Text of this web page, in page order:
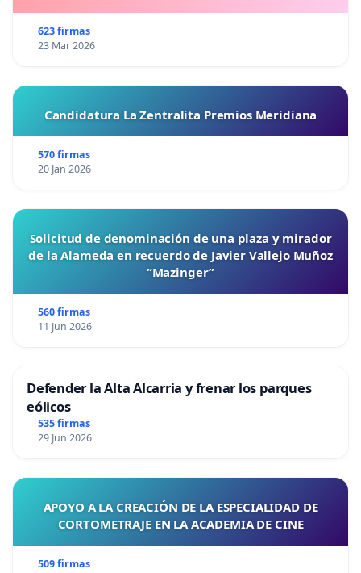
623 firmas
23 Mar 2026
Candidatura La Zentralita Premios Meridiana
570 firmas
20 Jan 2026
Solicitud de denominación de una plaza y mirador
de la Alameda en recuerdo de Javier Vallejo Muñoz
“Mazinger”
560 firmas
11 Jun 2026
Defender la Alta Alcarria y frenar los parques
eólicos
535 firmas
29 Jun 2026
APOYO A LA CREACIÓN DE LA ESPECIALIDAD DE
CORTOMETRAJE EN LA ACADEMIA DE CINE
509 firmas